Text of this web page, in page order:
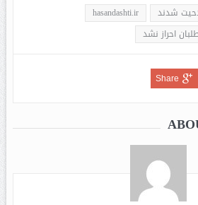
hasandashti.ir
Share